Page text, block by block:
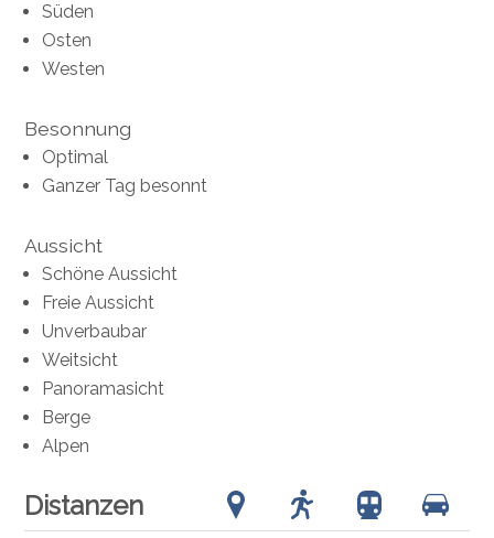
Süden
Osten
Westen
Besonnung
Optimal
Ganzer Tag besonnt
Aussicht
Schöne Aussicht
Freie Aussicht
Unverbaubar
Weitsicht
Panoramasicht
Berge
Alpen
Distanzen